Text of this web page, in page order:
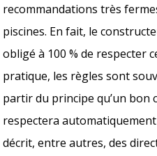
recommandations très
piscines. En fait, le
obligé à 100 % de respecter
pratique, les règles sont
partir du principe qu’un bon
respectera
décrit, entre autres, des